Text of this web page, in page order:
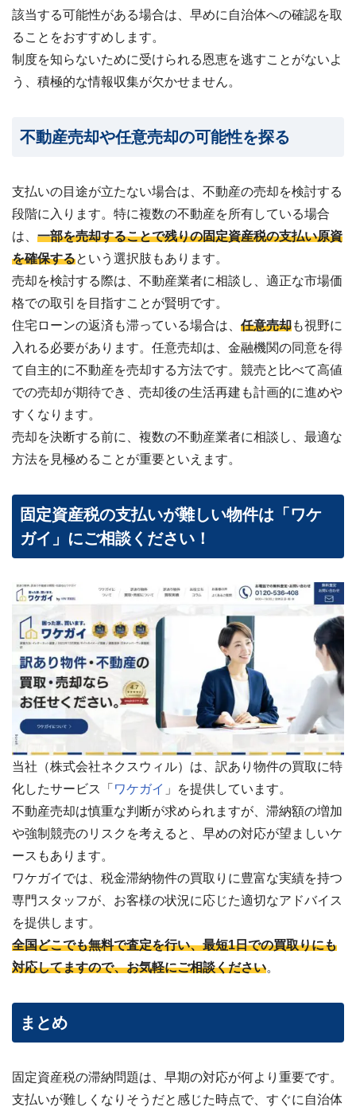
該当する可能性がある場合は、早めに自治体への確認を取
ることをおすすめします。
制度を知らないために受けられる恩恵を逃すことがないよ
う、積極的な情報収集が欠かせません。
不動産売却や任意売却の可能性を探る
支払いの目途が立たない場合は、不動産の売却を検討する
段階に入ります。特に複数の不動産を所有している場合
は、 一部を売却することで残りの固定資産税の支払い原資
を確保するという選択肢もあります。
売却を検討する際は、不動産業者に相談し、適正な市場価
格での取引を目指すことが賢明です。
住宅ローンの返済も滞っている場合は、 任意売却も視野に
入れる必要があります。任意売却は、金融機関の同意を得
て自主的に不動産を売却する方法です。競売と比べて高値
での売却が期待でき、売却後の生活再建も計画的に進めや
すくなります。
売却を決断する前に、複数の不動産業者に相談し、最適な
方法を見極めることが重要といえます。
固定資産税の支払いが難しい物件は「ワケ
ガイ」にご相談ください！
当社（株式会社ネクスウィル）は、訳あり物件の買取に特
化したサービス「 ワケガイ 」を提供しています。
不動産売却は慎重な判断が求められますが、滞納額の増加
や強制競売のリスクを考えると、早めの対応が望ましいケ
ースもあります。
ワケガイでは、税金滞納物件の買取りに豊富な実績を持つ
専門スタッフが、お客様の状況に応じた適切なアドバイス
を提供します。
全国どこでも無料で査定を行い、最短1日での買取りにも
対応してますので、お気軽にご相談ください。
まとめ
固定資産税の滞納問題は、早期の対応が何より重要です。
支払いが難しくなりそうだと感じた時点で、すぐに自治体